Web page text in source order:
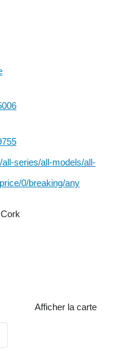
series/all-models/all-
0/breaking/any
Afficher la carte